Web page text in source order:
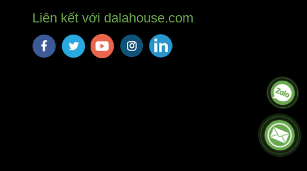
Liên kết với dalahouse.com